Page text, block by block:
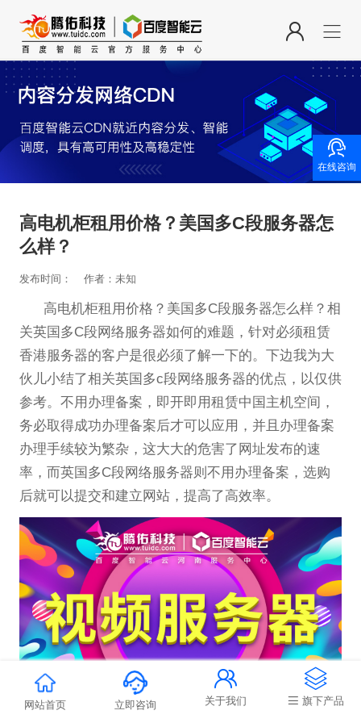
高电机柜租用价格？美国多C段服务器怎
么样？
发布时间： 作者：未知
高电机柜租用价格？美国多C段服务器怎么样？相
关英国多C段网络服务器如何的难题，针对必须租赁
香港服务器的客户是很必须了解一下的。下边我为大
伙儿小结了相关英国多c段网络服务器的优点，以仅供
参考。不用办理备案，即开即用租赁中国主机空间，
务必取得成功办理备案后才可以应用，并且办理备案
办理手续较为繁杂，这大大的危害了网址发布的速
率，而英国多C段网络服务器则不用办理备案，选购
后就可以提交和建立网站，提高了高效率。

在线咨询
网站首页 立即咨询

关于我们

旗下产品